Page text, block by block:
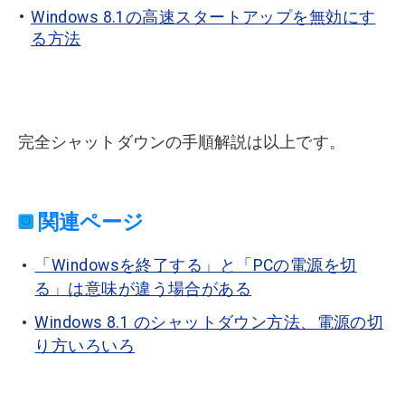
Windows 8.1の高速スタートアップを無効にす
る方法
完全シャットダウンの手順解説は以上です。
関連ページ
「Windowsを終了する」と「PCの電源を切
る」は意味が違う場合がある
Windows 8.1 のシャットダウン方法、電源の切
り方いろいろ